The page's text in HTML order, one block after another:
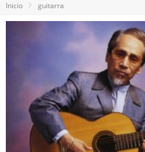
Inicio guitarra